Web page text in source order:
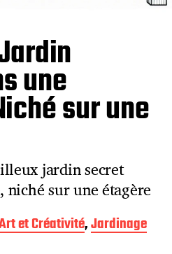
une
sur une
jardin secret
sur une étagère
et Créativité,Jardinage